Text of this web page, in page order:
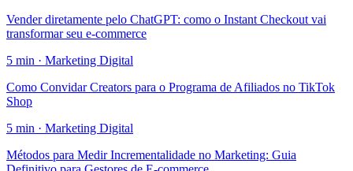
Vender diretamente pelo ChatGPT: como o Instant Checkout vai
transformar seu e-commerce
5 min · Marketing Digital
Como Convidar Creators para o Programa de Afiliados no TikTok
Shop
5 min · Marketing Digital
Métodos para Medir Incrementalidade no Marketing: Guia